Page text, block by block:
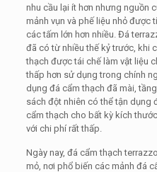
nhu cầu lại ít hơn nhưng nguồn
mảnh vụn và phế liệu nhỏ được
các tấm lớn hơn nhiều. Đá
đã có từ nhiều thế kỷ trước, khi
thạch được tái chế làm vật liệu
thấp hơn sử dụng trong chính
dụng đá cẩm thạch đã mài,
sách đột nhiên có thể tận dụng
cẩm thạch cho bất kỳ kích
với chi phí rất thấp.
Ngày nay, đá cẩm thạch
mỏ, nơi phổ biến các mảnh đá